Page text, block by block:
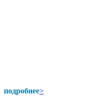
подробнее>